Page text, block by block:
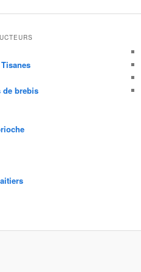
de brebis